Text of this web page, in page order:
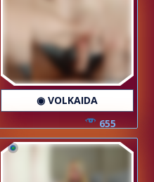
◉ VOLKAIDA
655